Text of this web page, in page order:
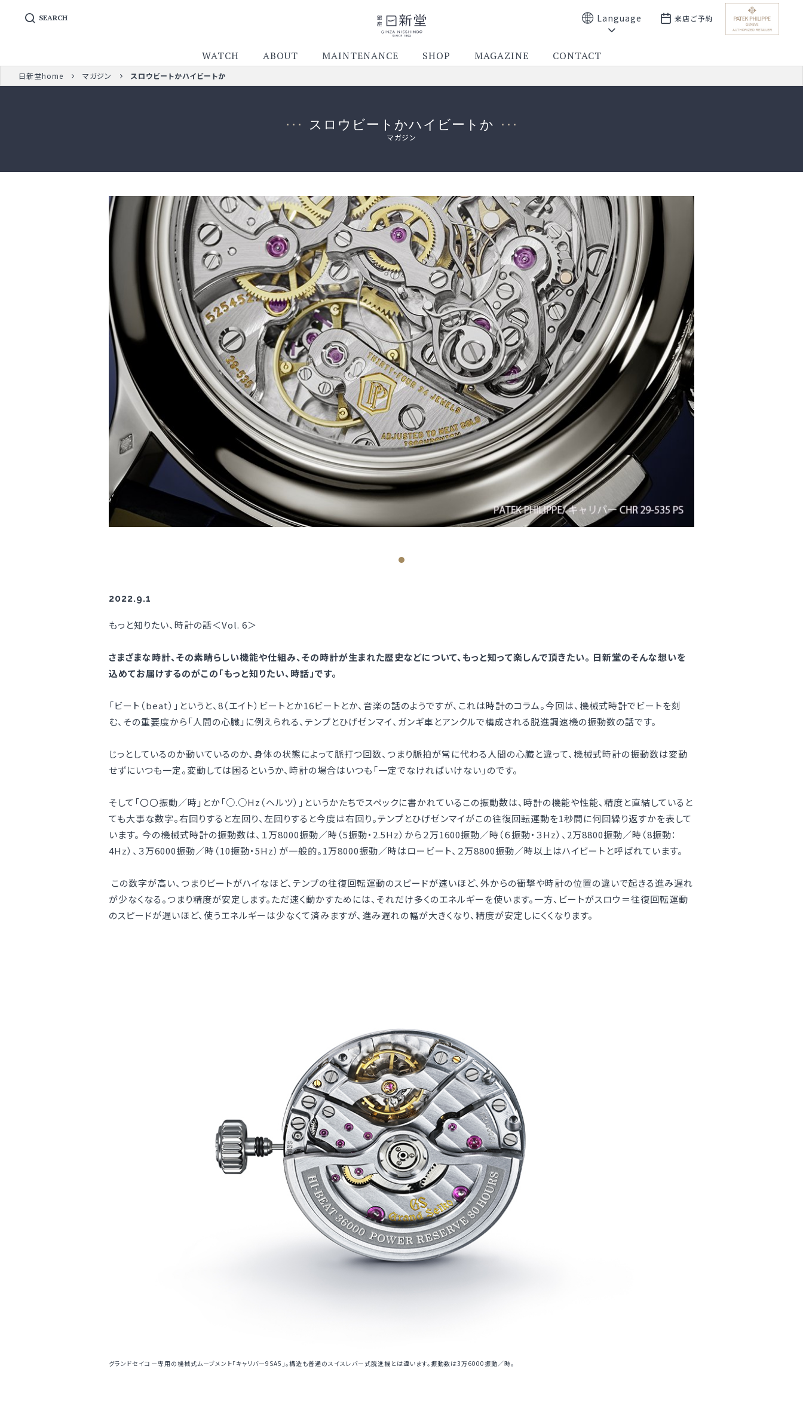
WATCH ABOUT MAINTENANCE SHOP MAGAZINE CONTACT
SEARCH Language 来店ご予約
日新堂home マガジン スロウビートかハイビートか
スロウビートかハイビートか
マガジン
2022.9.1
もっと知りたい、時計の話＜Vol. 6＞
さまざまな時計、その素晴らしい機能や仕組み、その時計が生まれた歴史などについて、もっと知って楽しんで頂きたい。 日新堂のそんな想いを
込めてお届けするのがこの「もっと知りたい、時話」です。
「ビート（beat）」というと、8（エイト）ビートとか16ビートとか、音楽の話のようですが、これは時計のコラム。今回は、機械式時計でビートを刻
む、その重要度から「人間の心臓」に例えられる、テンプとひげゼンマイ、ガンギ車とアンクルで構成される脱進調速機の振動数の話です。
じっとしているのか動いているのか、身体の状態によって脈打つ回数、つまり脈拍が常に代わる人間の心臓と違って、機械式時計の振動数は変動
せずにいつも一定。変動しては困るというか、時計の場合はいつも「一定でなければいけない」のです。
そして「〇〇振動／時」とか「○.○Hz（ヘルツ）」というかたちでスペックに書かれているこの振動数は、時計の機能や性能、精度と直結していると
ても大事な数字。右回りすると左回り、左回りすると今度は右回り。テンプとひげゼンマイがこの往復回転運動を1秒間に何回繰り返すかを表して
います。 今の機械式時計の振動数は、１万8000振動／時（5振動・2.5Hz）から２万1600振動／時（６振動・３Hz）、2万8800振動／時（8振動：
4Hz）、３万6000振動／時（10振動・5Hz）が一般的。1万8000振動／時はロービート、２万8800振動／時以上はハイビートと呼ばれています。
この数字が高い、つまりビートがハイなほど、テンプの往復回転運動のスピードが速いほど、外からの衝撃や時計の位置の違いで起きる進み遅れ
が少なくなる。つまり精度が安定します。ただ速く動かすためには、それだけ多くのエネルギーを使います。一方、ビートがスロウ＝往復回転運動
のスピードが遅いほど、使うエネルギーは少なくて済みますが、進み遅れの幅が大きくなり、精度が安定しにくくなります。
グランドセイコー専用の機械式ムーブメント「キャリバー9SA5」。構造も普通のスイスレバー式脱進機とは違います。振動数は3万6000振動／時。